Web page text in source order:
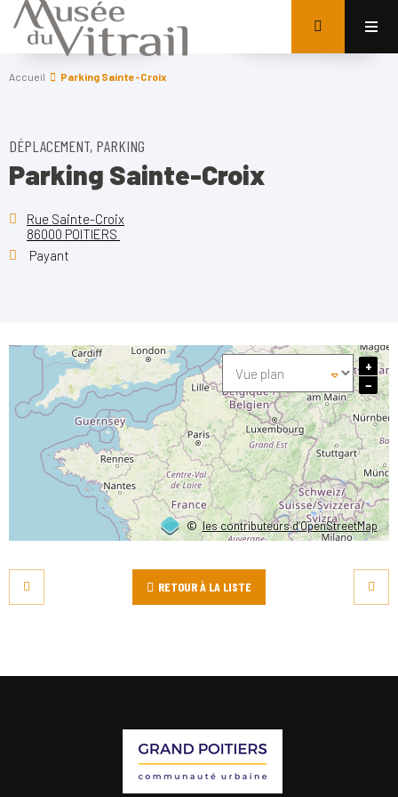
Accueil Parking Sainte-Croix
DÉPLACEMENT, PARKING
Parking Sainte-Croix
Rue Sainte-Croix
86000 POITIERS
Payant
©les contributeurs d’OpenStreetMap
+
−
RETOUR À LA LISTE